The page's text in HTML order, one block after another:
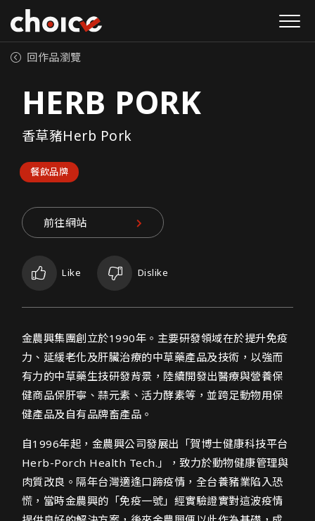
回作品瀏覽
HERB PORK
香草豬Herb Pork
餐飲品牌
前往網站
Like Dislike
香草豬Herb Pork網頁設計介紹
金農興集團創立於1990年。主要研發領域在於提升免疫
力、延緩老化及肝臟治療的中草藥產品及技術，以強而
有力的中草藥生技研發背景，陸續開發出醫療與營養保
健商品保肝寧、蒜元素、活力酵素等，並跨足動物用保
健產品及自有品牌畜產品。
自1996年起，金農興公司發展出「賀博士健康科技平台
Herb-Porch Health Tech.」，致力於動物健康管理與
肉質改良。隔年台灣適逢口蹄疫情，全台養豬業陷入恐
慌，當時金農興的「免疫一號」經實驗證實對這波疫情